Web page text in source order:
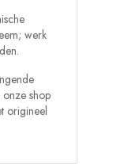
werk
shop
origineel